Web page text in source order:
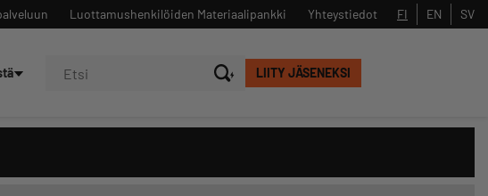
Yhteystiedot
Luottamushenkilöiden Materiaalipankki FI EN SV
LIITY JÄSENEKSI
Sulje